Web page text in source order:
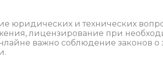
юридических и технических
лицензирование при
важно соблюдение законов